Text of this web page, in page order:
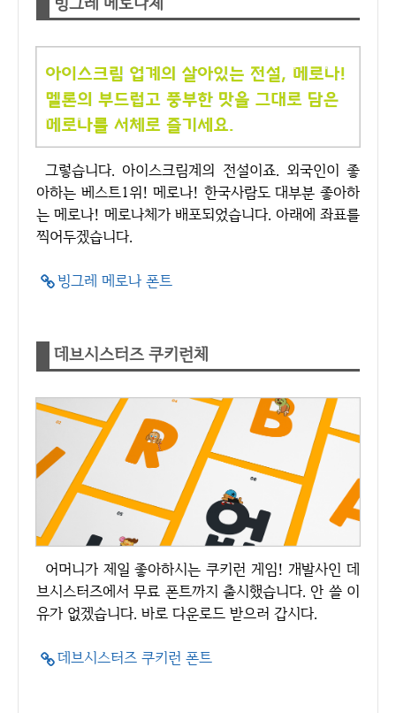
그렇습니다. 아이스크림계의 전설이죠. 외국인이 좋
아하는 베스트1위! 메로나! 한국사람도 대부분 좋아하
는 메로나! 메로나체가 배포되었습니다. 아래에 좌표를
찍어두겠습니다.
빙그레 메로나 폰트
데브시스터즈 쿠키런체
어머니가 제일 좋아하시는 쿠키런 게임! 개발사인 데
브시스터즈에서 무료 폰트까지 출시했습니다. 안 쓸 이
유가 없겠습니다. 바로 다운로드 받으러 갑시다.
데브시스터즈 쿠키런 폰트